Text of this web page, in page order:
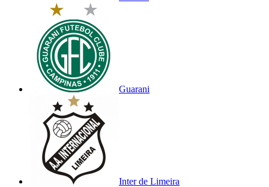
Guarani
Inter de Limeira